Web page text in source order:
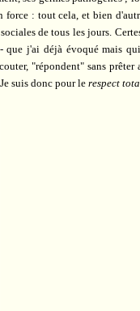
force : tout cela, et bien
de tous les jours.
j'ai déjà évoqué mais
"répondent" sans
suis donc pour le respect